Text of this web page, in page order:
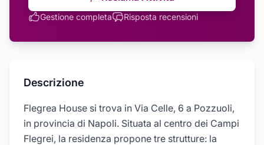
Gestione completa Risposta recensioni
Descrizione
Flegrea House si trova in Via Celle, 6 a Pozzuoli,
in provincia di Napoli. Situata al centro dei Campi
Flegrei, la residenza propone tre strutture: la